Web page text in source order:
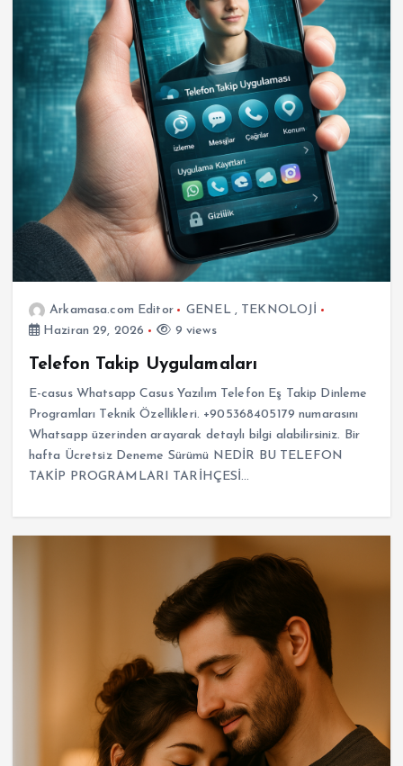
Arkamasa.com Editor GENEL, TEKNOLOJİ
Haziran 29, 2026
9 views
Telefon Takip Uygulamaları
E-casus Whatsapp Casus Yazılım Telefon Eş Takip Dinleme
Programları Teknik Özellikleri. +905368405179 numarasını
Whatsapp üzerinden arayarak detaylı bilgi alabilirsiniz. Bir
hafta Ücretsiz Deneme Sürümü NEDİR BU TELEFON
TAKİP PROGRAMLARI TARİHÇESİ…